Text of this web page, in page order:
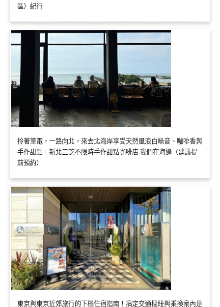
區）紀行
拎著筆電，一路向北，來去北海岸享受天然風浪白噪音、咖啡香與
手作甜點｜新北三芝不限時手作甜點咖啡店 我們在海邊（建議提
前預約）
東京與東京近郊旅行的下榻住宿指南！搞定交通樞紐與乘換案內是